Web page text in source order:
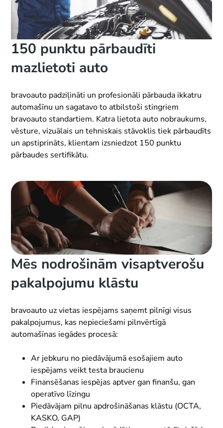
150 punktu pārbaudīti
mazlietoti auto
bravoauto padziļināti un profesionāli pārbauda ikkatru
automašīnu un sagatavo to atbilstoši stingriem
bravoauto standartiem. Katra lietota auto nobraukums,
vēsture, vizuālais un tehniskais stāvoklis tiek pārbaudīts
un apstiprināts, klientam izsniedzot 150 punktu
pārbaudes sertifikātu.
Mēs nodrošinām visaptverošu
pakalpojumu klāstu
bravoauto uz vietas iespējams saņemt pilnīgi visus
pakalpojumus, kas nepieciešami pilnvērtīgā
automašīnas iegādes procesā:
Ar jebkuru no piedāvājumā esošajiem auto
iespējams veikt testa braucienu
Finansēšanas iespējas aptver gan finanšu, gan
operatīvo līzingu
Piedāvājam pilnu apdrošināšanas klāstu (OCTA,
KASKO, GAP)